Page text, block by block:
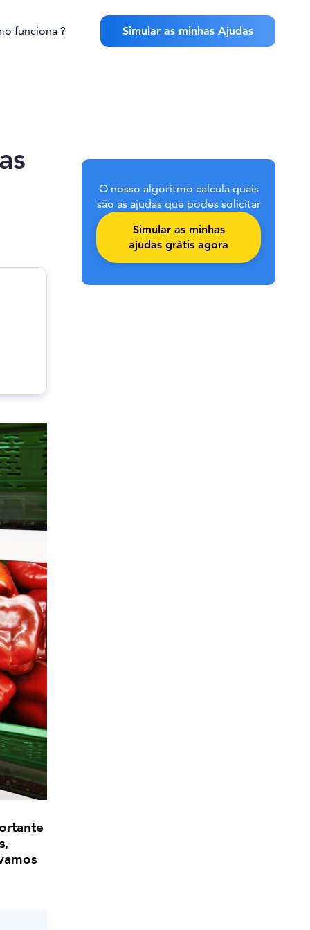
funciona ? Simular as minhas Ajudas
O nosso algoritmo calcula quais
são as ajudas que podes solicitar
Simular as minhas
ajudas grátis agora